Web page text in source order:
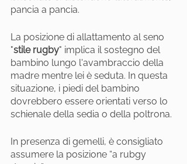
pancia a pancia.
La posizione di allattamento al seno
"stile rugby" implica il sostegno del
bambino lungo l'avambraccio della
madre mentre lei è seduta. In questa
situazione, i piedi del bambino
dovrebbero essere orientati verso lo
schienale della sedia o della poltrona.
In presenza di gemelli, è consigliato
assumere la posizione “a rubgy